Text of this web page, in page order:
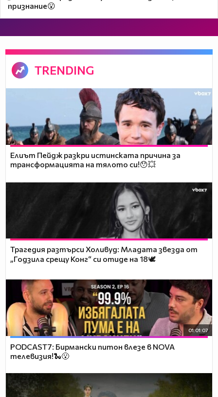
признание😮
TRENDING
Елиът Пейдж разкри истинската причина за
трансформацията на тялото си!😯💥
Трагедия разтърси Холивуд: Младата звезда от
„Годзила срещу Конг“ си отиде на 18🕊️
01:01:07
PODCAST7: Бирмански питон влезе в NOVA
телевизия!🐍😮